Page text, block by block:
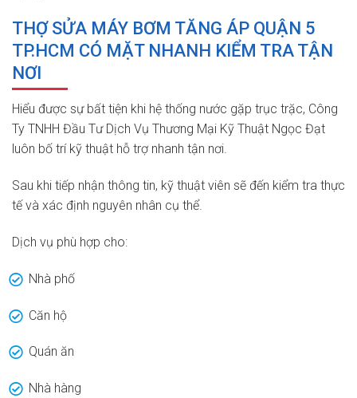
THỢ SỬA MÁY BƠM TĂNG ÁP QUẬN 5
TP.HCM CÓ MẶT NHANH KIỂM TRA TẬN
NƠI
Hiểu được sự bất tiện khi hệ thống nước gặp trục trặc, Công
Ty TNHH Đầu Tư Dịch Vụ Thương Mại Kỹ Thuật Ngọc Đạt
luôn bố trí kỹ thuật hỗ trợ nhanh tận nơi.
Sau khi tiếp nhận thông tin, kỹ thuật viên sẽ đến kiểm tra thực
tế và xác định nguyên nhân cụ thể.
Dịch vụ phù hợp cho:
Nhà phố
Căn hộ
Quán ăn
Nhà hàng